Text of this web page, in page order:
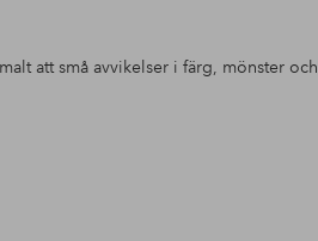
att små avvikelser i färg, mönster och